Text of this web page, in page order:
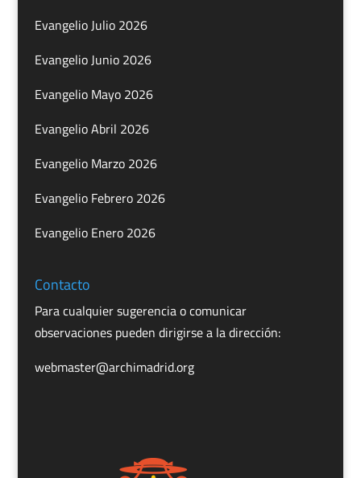
Evangelio Julio 2026
Evangelio Junio 2026
Evangelio Mayo 2026
Evangelio Abril 2026
Evangelio Marzo 2026
Evangelio Febrero 2026
Evangelio Enero 2026
Contacto
Para cualquier sugerencia o comunicar
observaciones pueden dirigirse a la dirección:
webmaster@archimadrid.org